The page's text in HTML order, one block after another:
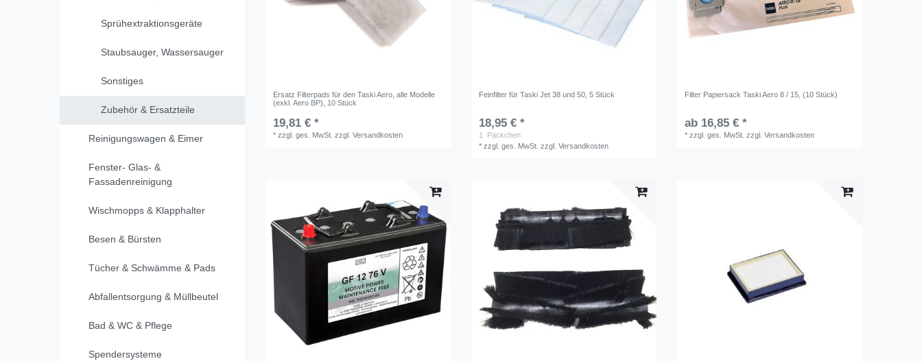
Sprühextraktionsgeräte
Staubsauger, Wassersauger
Sonstiges
Zubehör & Ersatzteile
Reinigungswagen & Eimer
Fenster- Glas- &
Fassadenreinigung
Wischmopps & Klapphalter
Besen & Bürsten
Tücher & Schwämme & Pads
Abfallentsorgung & Müllbeutel
Bad & WC & Pflege
Spendersysteme
Ersatz Filterpads für den Taski Aero, alle Modelle
(exkl. Aero BP), 10 Stück
19,81 € *
*zzgl. ges. MwSt. zzgl.Versandkosten
Feinfilter für Taski Jet 38 und 50, 5 Stück
18,95 € *
1
Päckchen
*zzgl. ges. MwSt. zzgl.Versandkosten
Filter Papiersack Taski Aero 8 / 15, (10 Stück)
ab 16,85 € *
*zzgl. ges. MwSt. zzgl.Versandkosten